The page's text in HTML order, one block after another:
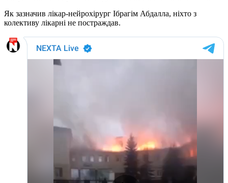
Як зазначив лікар-нейрохірург Ібрагім Абдалла, ніхто з
колективу лікарні не постраждав.